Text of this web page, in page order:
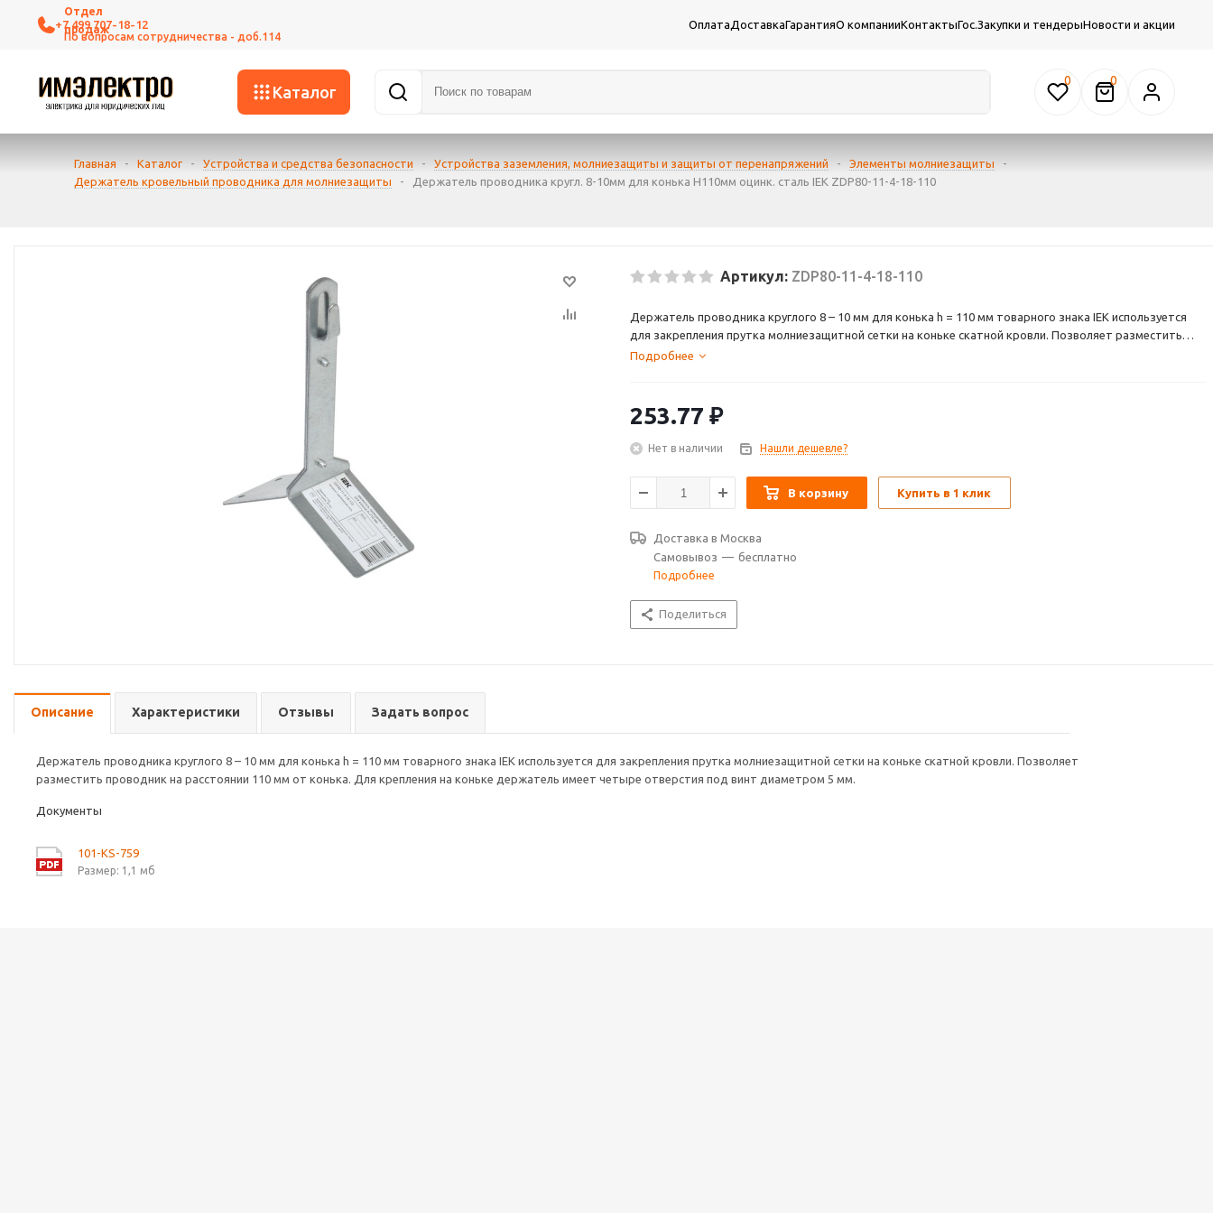
+7 499 707-18-12 ОплатаДоставкаГарантияО компанииКонтактыГос.Закупки и тендерыНовости и акции
Каталог
0
Главная - Каталог - Устройства и средства безопасности - Устройства заземления, молниезащиты и защиты от перенапряжений - Элементы молниезащиты
-
Держатель кровельный проводника для молниезащиты
- Держатель проводника кругл. 8-10мм для конька H110мм оцинк. сталь IEK ZDP80-11-4-18-110
Артикул: ZDP80-11-4-18-110
Держатель проводника круглого 8 – 10 мм для конька h = 110 мм товарного знака IEK используется
для закрепления прутка молниезащитной сетки на коньке скатной кровли. Позволяет разместить
проводник на расстоянии 110 мм от конька. Для крепления на коньке держатель имеет четыре
Подробнее
253.77 ₽
Нет в наличии Нашли дешевле?
В корзину Купить в 1 клик
Доставка в Москва
Самовывоз — бесплатно
Подробнее
Поделиться
Описание Характеристики Отзывы Задать вопрос
Держатель проводника круглого 8 – 10 мм для конька h = 110 мм товарного знака IEK используется для закрепления прутка молниезащитной сетки на коньке скатной кровли. Позволяет
разместить проводник на расстоянии 110 мм от конька. Для крепления на коньке держатель имеет четыре отверстия под винт диаметром 5 мм.
Документы
101-KS-759
Размер: 1,1 мб